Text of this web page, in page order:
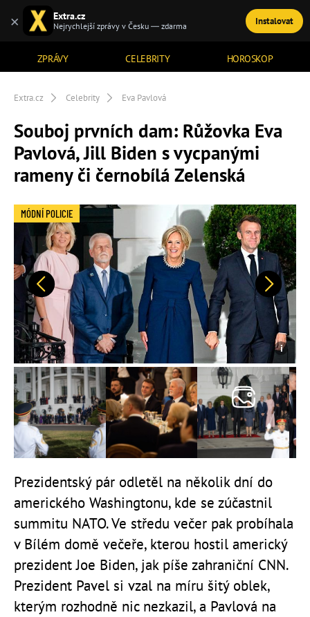
ZPRÁVY CELEBRITY HOROSKOP
TÉMATA
Extra.cz Celebrity Eva Pavlová
Souboj prvních dam: Růžovka Eva
Pavlová, Jill Biden s vycpanými
rameny či černobílá Zelenská
Předchozí Další
MÓDNÍ POLICIE
Prezidentský pár odletěl na několik dní do
amerického Washingtonu, kde se zúčastnil
summitu NATO. Ve středu večer pak probíhala
v Bílém domě večeře, kterou hostil americký
prezident Joe Biden, jak píše zahraniční CNN.
Prezident Pavel si vzal na míru šitý oblek,
kterým rozhodně nic nezkazil, a Pavlová na
× Extra.cz
Nejrychlejší zprávy v Česku — zdarma Instalovat